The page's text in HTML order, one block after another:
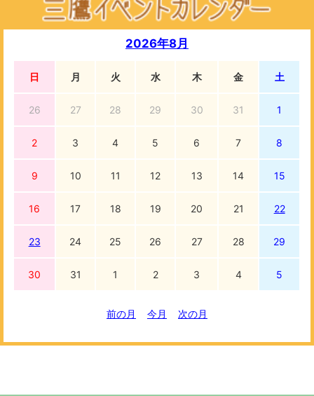
2026年8月
日 月 火 水 木 金 土
26 27 28 29 30 31 1
2 3 4 5 6 7 8
9 10 11 12 13 14 15
16 17 18 19 20 21 22
23 24 25 26 27 28 29
30 31 1 2 3 4 5
前の月 今月 次の月